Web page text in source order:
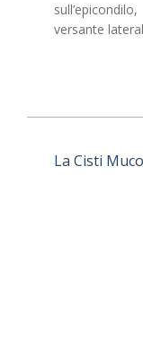
versante
La Cisti